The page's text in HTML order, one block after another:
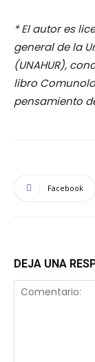
* El autor es
general de la
(UNAHUR),
libro
pensamiento
Facebook
DEJA UNA